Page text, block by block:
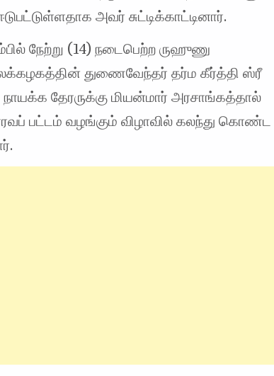
அவர் சுட்டிக்காட்டினார்.
நேற்று (14) நடைபெற்ற ருஹுணு
துணைவேந்தர் தர்ம கீர்த்தி ஸ்ரீ
நாயக்க தேரருக்கு மியன்மார் அரசாங்கத்தால்
பட்டம் வழங்கும் விழாவில் கலந்து கொண்ட